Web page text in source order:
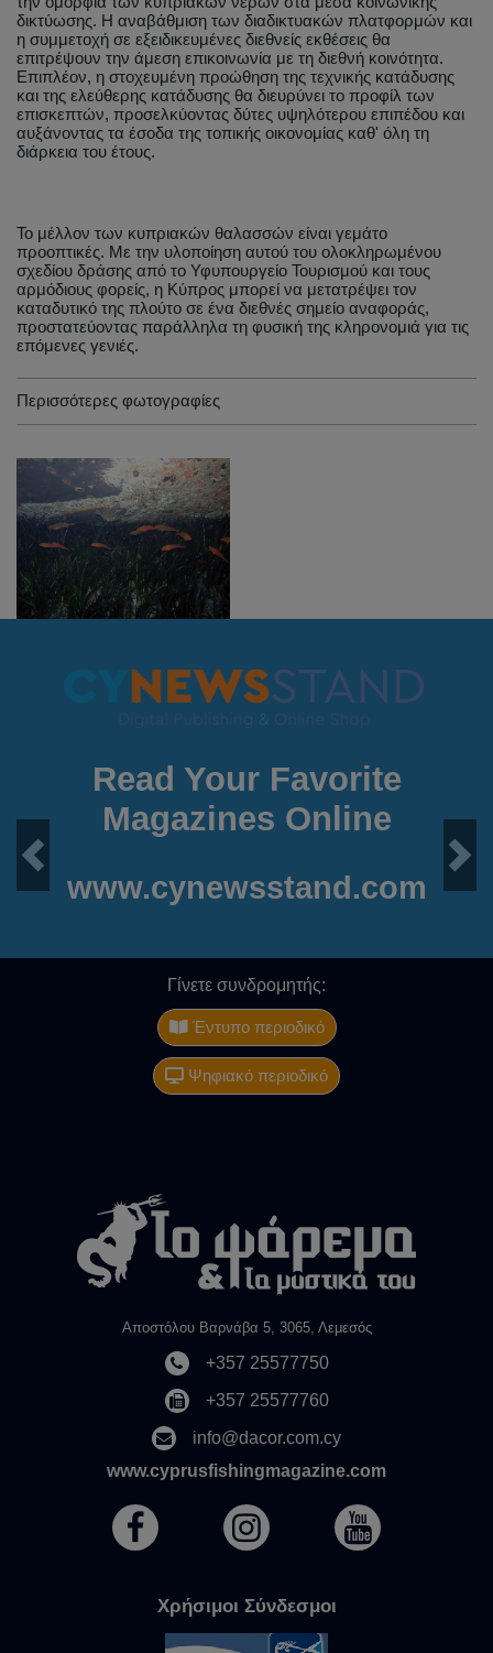
δικτύωσης. Η αναβάθμιση των διαδικτυακών πλατφορμών και
η συμμετοχή σε εξειδικευμένες διεθνείς εκθέσεις θα
επιτρέψουν την άμεση επικοινωνία με τη διεθνή κοινότητα.
Επιπλέον, η στοχευμένη προώθηση της τεχνικής κατάδυσης
και της ελεύθερης κατάδυσης θα διευρύνει το προφίλ των
επισκεπτών, προσελκύοντας δύτες υψηλότερου επιπέδου και
αυξάνοντας τα έσοδα της τοπικής οικονομίας καθ' όλη τη
διάρκεια του έτους.
Το μέλλον των κυπριακών θαλασσών είναι γεμάτο
προοπτικές. Με την υλοποίηση αυτού του ολοκληρωμένου
σχεδίου δράσης από το Υφυπουργείο Τουρισμού και τους
αρμόδιους φορείς, η Κύπρος μπορεί να μετατρέψει τον
καταδυτικό της πλούτο σε ένα διεθνές σημείο αναφοράς,
προστατεύοντας παράλληλα τη φυσική της κληρονομιά για τις
επόμενες γενιές.
Περισσότερες φωτογραφίες
Read Your Favorite
Magazines Online
Next
www.cynewsstand.com
Γίνετε συνδρομητής:
Έντυπο περιοδικό
Ψηφιακό περιοδικό
Αποστόλου Βαρνάβα 5, 3065, Λεμεσός
+357 25577750
+357 25577760
info@dacor.com.cy
www.cyprusfishingmagazine.com
Χρήσιμοι Σύνδεσμοι